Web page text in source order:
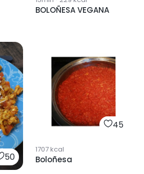
BOLOÑESA VEGANA
50
45
1707kcal
Boloñesa